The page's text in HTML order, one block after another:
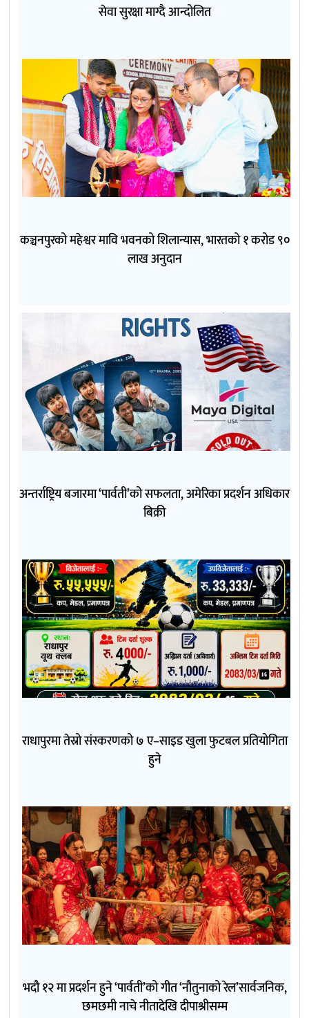
सेवा सुरक्षा माग्दै आन्दोलित
कञ्चनपुरको महेश्वर मावि भवनको शिलान्यास, भारतको १ करोड ९०
लाख अनुदान
अन्तर्राष्ट्रिय बजारमा ‘पार्वती’को सफलता, अमेरिका प्रदर्शन अधिकार
बिक्री
राधापुरमा तेस्रो संस्करणको ७ ए–साइड खुला फुटबल प्रतियोगिता
हुने
भदौ १२ मा प्रदर्शन हुने ‘पार्वती’को गीत ‘नौतुनाको रेल’सार्वजनिक,
छमछमी नाचे नीतादेखि दीपाश्रीसम्म